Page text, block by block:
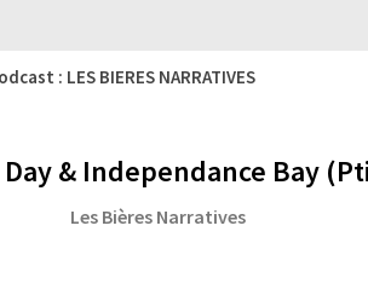
: LES BIERES NARRATIVES
& Independance Bay
Les Bières Narratives